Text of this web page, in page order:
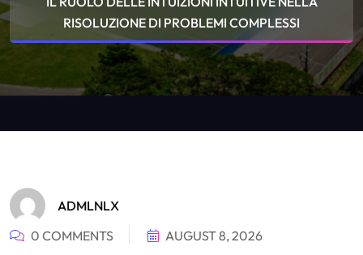
RISOLUZIONE DI PROBLEMI COMPLESSI
ADMLNLX
0 COMMENTS
AUGUST 8, 2026